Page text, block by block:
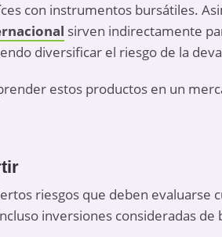
con instrumentos bursátiles.
sirven indirectamente
diversificar el riesgo de la
estos productos en un
riesgos que deben evaluarse
inversiones consideradas de